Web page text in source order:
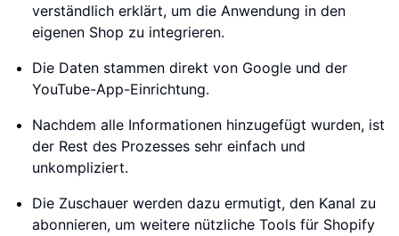
verständlich erklärt, um die Anwendung in den
eigenen Shop zu integrieren.
Die Daten stammen direkt von Google und der
YouTube-App-Einrichtung.
Nachdem alle Informationen hinzugefügt wurden, ist
der Rest des Prozesses sehr einfach und
unkompliziert.
Die Zuschauer werden dazu ermutigt, den Kanal zu
abonnieren, um weitere nützliche Tools für Shopify